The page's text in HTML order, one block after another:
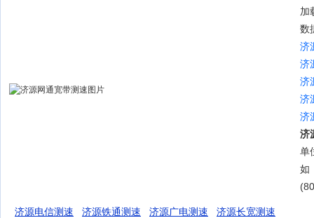
加
数
济
济
济
济
济
济
单
如
济源电信测速 济源铁通测速 济源广电测速 济源长宽测速